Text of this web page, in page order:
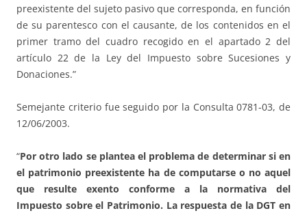
preexistente del sujeto pasivo que corresponda, en función
de su parentesco con el causante, de los contenidos en el
primer tramo del cuadro recogido en el apartado 2 del
artículo 22 de la Ley del Impuesto sobre Sucesiones y
Donaciones.”
Semejante criterio fue seguido por la Consulta 0781-03, de
12/06/2003.
“Por otro lado se plantea el problema de determinar si en
el patrimonio preexistente ha de computarse o no aquel
que resulte exento conforme a la normativa del
Impuesto sobre el Patrimonio. La respuesta de la DGT en